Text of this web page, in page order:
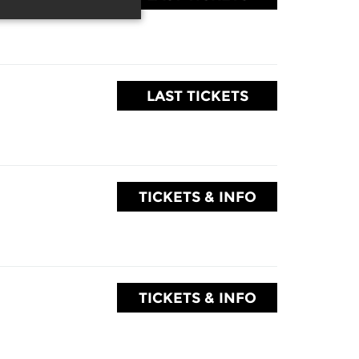
LAST TICKETS
TICKETS & INFO
TICKETS & INFO